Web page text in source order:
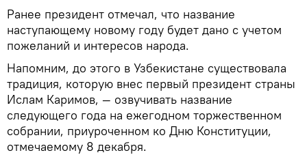
Ранее президент отмечал, что название
наступающему новому году будет дано с учетом
пожеланий и интересов народа.
Напомним, до этого в Узбекистане существовала
традиция, которую внес первый президент страны
Ислам Каримов, — озвучивать название
следующего года на ежегодном торжественном
собрании, приуроченном ко Дню Конституции,
отмечаемому 8 декабря.